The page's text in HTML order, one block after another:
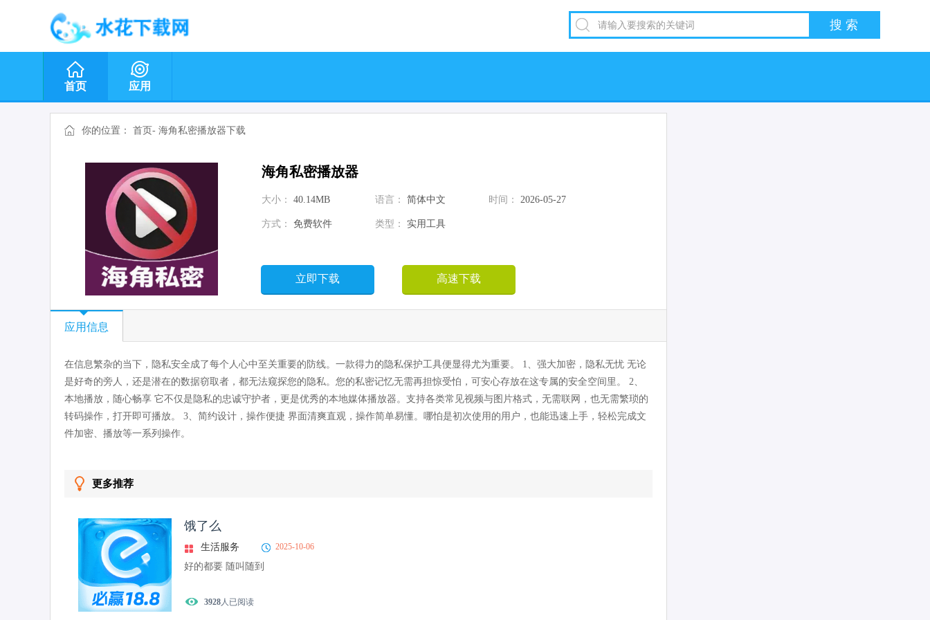
首页 应用
你的位置： 首页 - 海角私密播放器下载
海角私密播放器
大小： 40.14MB 语言： 简体中文 时间： 2026-05-27
方式： 免费软件 类型： 实用工具
立即下载 高速下载
应用信息
在信息繁杂的当下，隐私安全成了每个人心中至关重要的防线。一款得力的隐私保护工具便显得尤为重要。 1、强大加密，隐私无忧 无论
是好奇的旁人，还是潜在的数据窃取者，都无法窥探您的隐私。您的私密记忆无需再担惊受怕，可安心存放在这专属的安全空间里。 2、
本地播放，随心畅享 它不仅是隐私的忠诚守护者，更是优秀的本地媒体播放器。支持各类常见视频与图片格式，无需联网，也无需繁琐的
转码操作，打开即可播放。 3、简约设计，操作便捷 界面清爽直观，操作简单易懂。哪怕是初次使用的用户，也能迅速上手，轻松完成文
件加密、播放等一系列操作。
更多推荐
饿了么
生活服务 2025-10-06
好的都要 随叫随到
3928人已阅读